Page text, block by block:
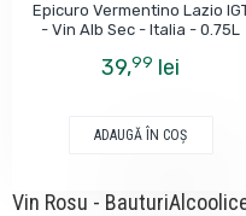
Epicuro Vermentino Lazio
- Vin Alb Sec - Italia - 0.75L
39,99 lei
ADAUGĂ ÎN COŞ
Vin Rosu -